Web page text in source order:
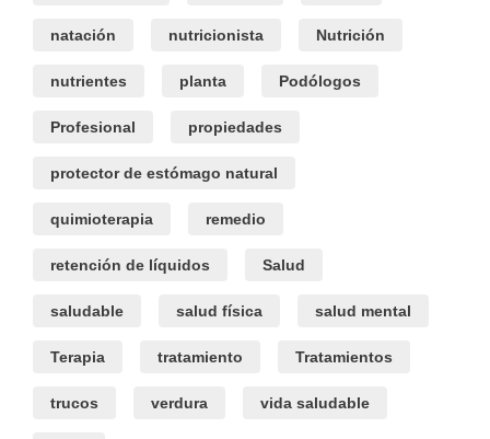
natación nutricionista Nutrición
nutrientes planta Podólogos
Profesional propiedades
protector de estómago natural
quimioterapia remedio
retención de líquidos Salud
saludable salud física salud mental
Terapia tratamiento Tratamientos
trucos verdura vida saludable